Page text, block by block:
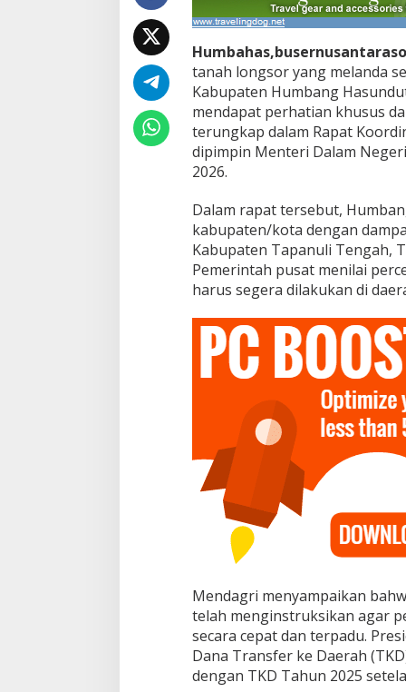
a
s
a
b
e
n
c
a
n
n
j
i
r
d
a
n
L
o
n
g
o
tanah longsor yang melanda
Kabupaten Humbang
mendapat perhatian khusus
terungkap dalam Rapat
dipimpin Menteri Dalam Negeri
2026.
Dalam rapat tersebut,
kabupaten/kota dengan
Kabupaten Tapanuli Tengah,
Pemerintah pusat menilai
harus segera dilakukan di
Mendagri menyampaikan
telah menginstruksikan agar
secara cepat dan terpadu.
Dana Transfer ke Daerah
dengan TKD Tahun 2025